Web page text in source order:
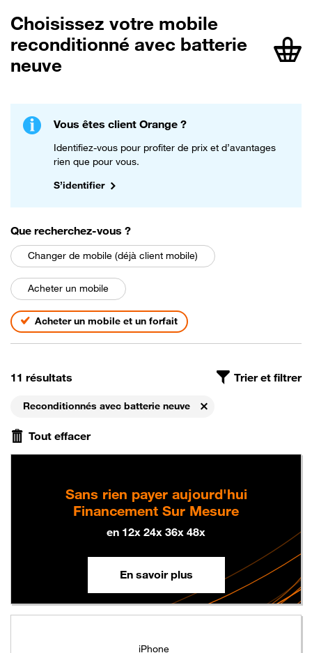
Choisissez votre mobile
reconditionné avec batterie
neuve
Vous êtes client Orange ?
Identifiez-vous pour profiter de prix et d’avantages
rien que pour vous.
S’identifier
Que recherchez-vous parmi les choix suivants
?
Changer de mobile (déjà client mobile)
Acheter un mobile
Acheter un mobile et un forfait
On a trouvé
11 résultats , avec le filtre Nos coups de coeurTrier et filtrer
Reconditionnés avec batterie neuve
Tout effacer
Sans rien payer aujourd'hui
Financement Sur Mesure
en 12x 24x 36x 48x
En savoir plus
iPhone